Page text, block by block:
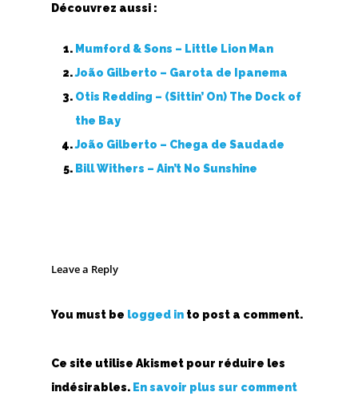
Découvrez aussi :
Mumford & Sons – Little Lion Man
João Gilberto – Garota de Ipanema
Otis Redding – (Sittin’ On) The Dock of
the Bay
João Gilberto – Chega de Saudade
Bill Withers – Ain’t No Sunshine
Leave a Reply
You must be logged in to post a comment.
Ce site utilise Akismet pour réduire les
indésirables. En savoir plus sur comment